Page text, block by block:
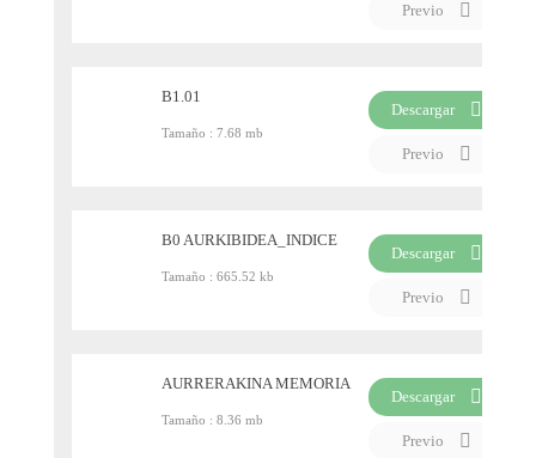
Previo
B1.01
Tamaño : 7.68 mb
Descargar
Previo
B0 AURKIBIDEA_INDICE
Tamaño : 665.52 kb
Descargar
Previo
AURRERAKINA MEMORIA
Tamaño : 8.36 mb
Descargar
Previo